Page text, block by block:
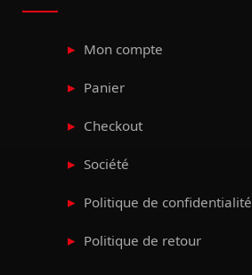
Mon compte
Panier
Checkout
Société
Politique de confidentialité
Politique de retour